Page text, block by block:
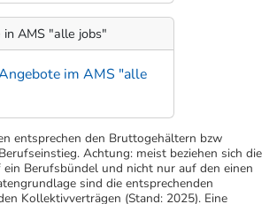
AMS "alle jobs"
im AMS "alle
entsprechen den Bruttogehältern bzw
Achtung: meist beziehen sich die
Berufsbündel und nicht nur auf den einen
sind die entsprechenden
Kollektivverträgen (Stand: 2025). Eine